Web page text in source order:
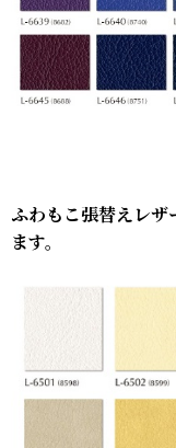
ふわもこ張替えレ
ます。